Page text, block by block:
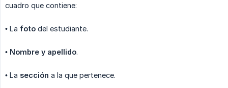
cuadro que contiene:
• La foto del estudiante.
• Nombre y apellido.
• La sección a la que pertenece.